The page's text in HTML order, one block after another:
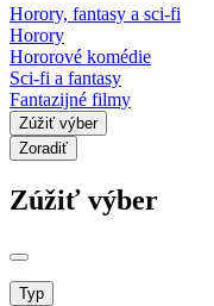
Horory, fantasy a sci-fi
Horory
Hororové komédie
Sci-fi a fantasy
Fantazijné filmy
Zúžiť výber
Zoradiť
Zúžiť výber
Typ